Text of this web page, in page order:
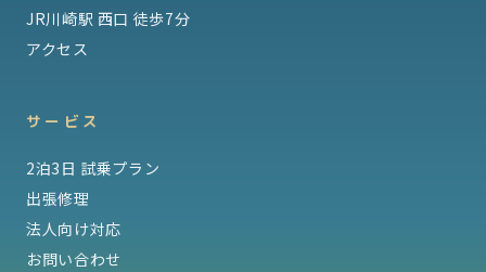
JR川崎駅 西口 徒歩7分
アクセス
サービス
2泊3日 試乗プラン
出張修理
法人向け対応
お問い合わせ